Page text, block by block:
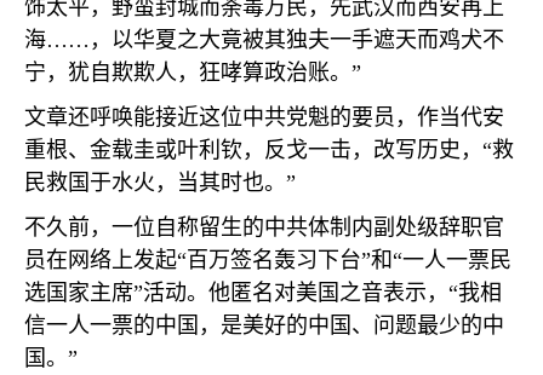
饰太平，野蛮封城而荼毒万民，先武汉而西安再上
海……，以华夏之大竟被其独夫一手遮天而鸡犬不
宁，犹自欺欺人，狂哮算政治账。”
文章还呼唤能接近这位中共党魁的要员，作当代安
重根、金载圭或叶利钦，反戈一击，改写历史，“救
民救国于水火，当其时也。”
不久前，一位自称留生的中共体制内副处级辞职官
员在网络上发起“百万签名轰习下台”和“一人一票民
选国家主席”活动。他匿名对美国之音表示，“我相
信一人一票的中国，是美好的中国、问题最少的中
国。”